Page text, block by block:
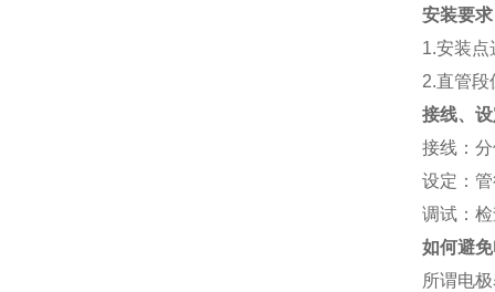
安装要
1.安装点
2.直管段
接线、
接线：
设定：
调试：
如何避
所谓电